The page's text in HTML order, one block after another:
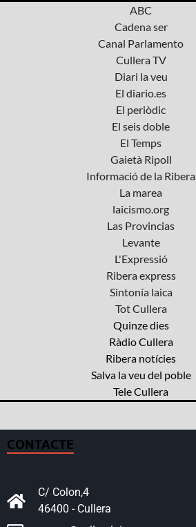
ABC
Cadena ser
Canal Parlamento
Cullera TV
Diari la veu
El diario.es
El periòdic
El seis doble
El Temps
Gaietà Ripoll
Informació de la Ribera
La marea
laicismo.org
Las Provincias
Levante
L'Expressió
Ribera express
Sintonía laica
Tot Cullera
Quinze dies
Ràdio Cullera
Ribera notícies
Salva la veu del poble
Tele Cullera
CONTACTE
C/ Colon,4
46400 - Cullera